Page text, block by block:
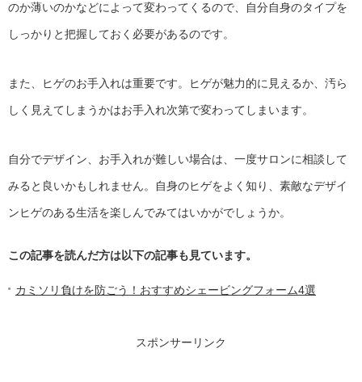
のか薄いのかなどによって変わってくるので、自分自身のタイプを
しっかりと把握しておく必要があるのです。
また、ヒゲのお手入れは重要です。ヒゲが魅力的に見えるか、汚ら
しく見えてしまうかはお手入れ次第で変わってしまいます。
自分でデザイン、お手入れが難しい場合は、一度サロンに相談して
みると良いかもしれません。自身のヒゲをよく知り、素敵なデザイ
ンヒゲのある生活を楽しんでみてはいかがでしょうか。
この記事を読んだ方は以下の記事も見ています。
カミソリ負けを防ごう！おすすめシェービングフォーム4選
スポンサーリンク